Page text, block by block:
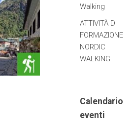
Walking
ATTIVITÀ DI
FORMAZIONE
NORDIC
WALKING
Calendario
eventi